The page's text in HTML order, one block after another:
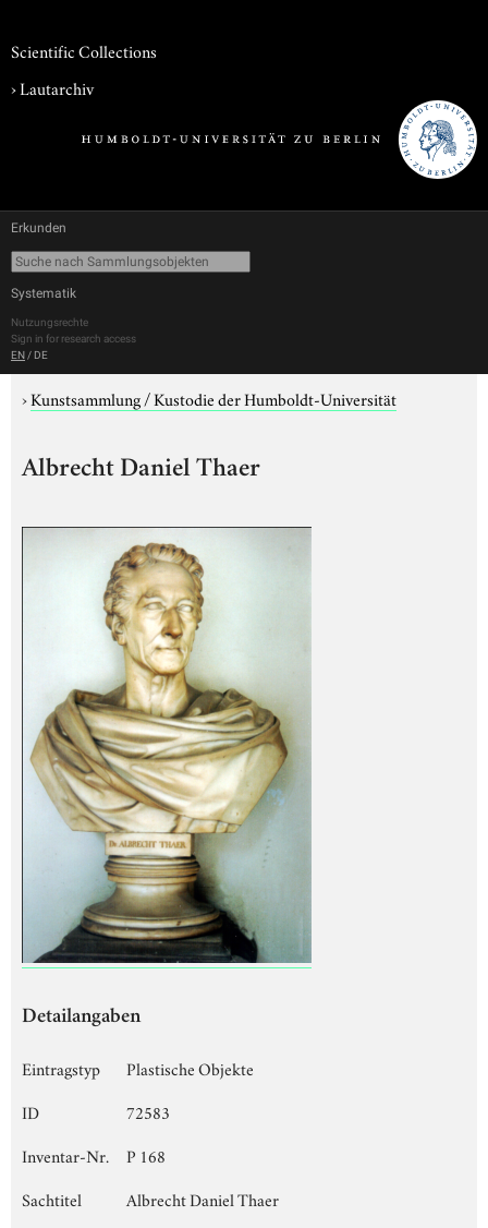
Scientific Collections
›Lautarchiv
Erkunden
Systematik
Nutzungsrechte
Sign in for research access
EN / DE
›Kunstsammlung / Kustodie der Humboldt-Universität
Albrecht Daniel Thaer
Detailangaben
Eintragstyp
Plastische Objekte
ID
72583
Inventar-Nr.
P 168
Sachtitel
Albrecht Daniel Thaer